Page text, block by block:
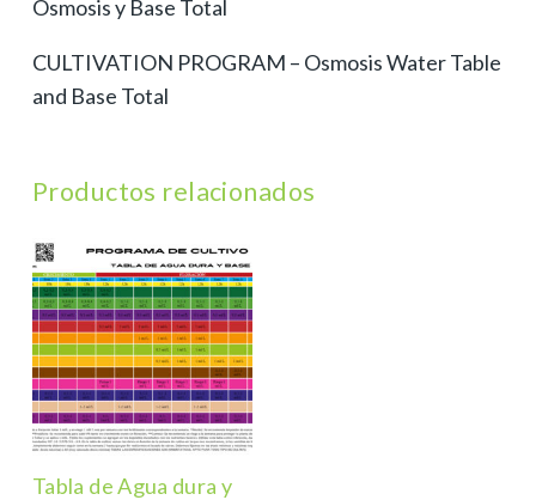
Osmosis y Base Total
CULTIVATION PROGRAM – Osmosis Water Table
and Base Total
Productos relacionados
Tabla de Agua dura y